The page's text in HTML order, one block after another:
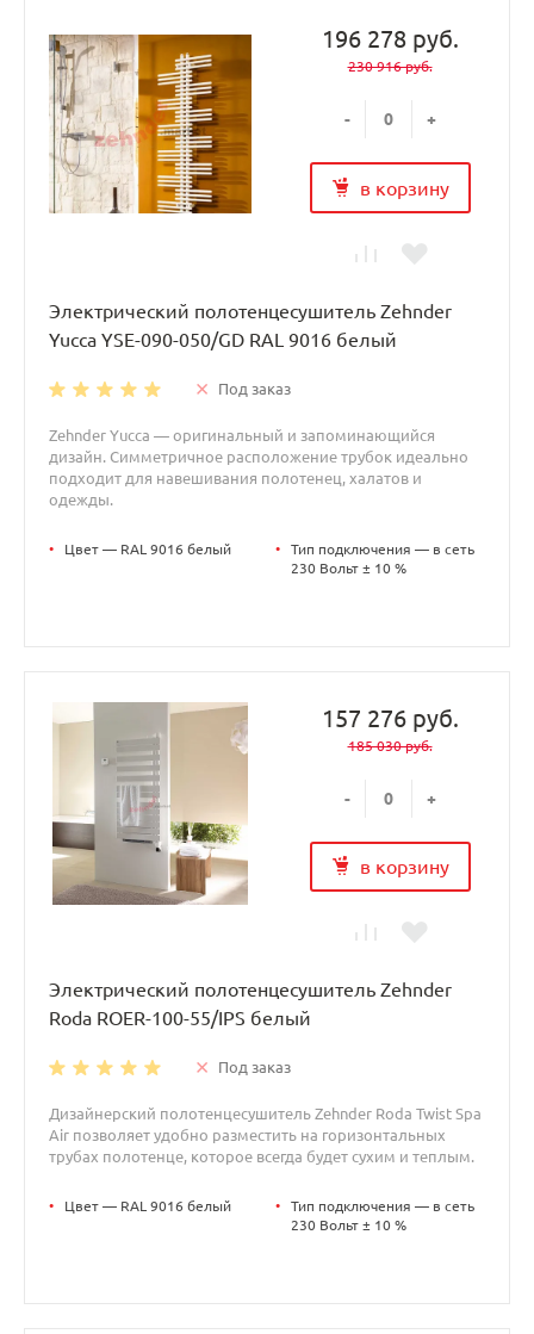
196 278 руб.
230 916 руб.
- +
в корзину
Электрический полотенцесушитель Zehnder
Yucca YSE-090-050/GD RAL 9016 белый
Под заказ
Zehnder Yucca — оригинальный и запоминающийся
дизайн. Симметричное расположение трубок идеально
подходит для навешивания полотенец, халатов и
одежды.
• Цвет — RAL 9016 белый •
Тип подключения — в сеть
230 Вольт ± 10 %
157 276 руб.
185 030 руб.
- +
в корзину
Электрический полотенцесушитель Zehnder
Roda ROER-100-55/IPS белый
Под заказ
Дизайнерский полотенцесушитель Zehnder Roda Twist Spa
Air позволяет удобно разместить на горизонтальных
трубах полотенце, которое всегда будет сухим и теплым.
• Цвет — RAL 9016 белый •
Тип подключения — в сеть
230 Вольт ± 10 %